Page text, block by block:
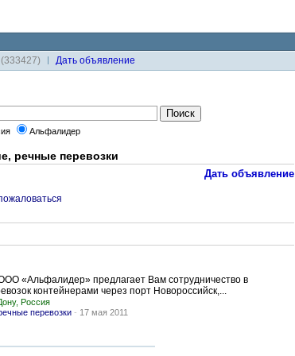
(333427)
Дaть объявление
Альфалидер
речные перевозки
Дать объявление
«Альфалидер» предлагает Вам сотрудничество в
контейнерами через порт Новороссийск,...
Россия
перевозки - 17 мая 2011